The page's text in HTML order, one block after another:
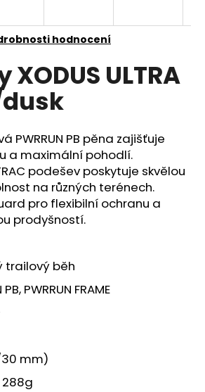
hodnocení
ULTRA
PWRRUN PB pěna zajišťuje
a maximální pohodlí.
podešev poskytuje skvělou
na různých terénech.
pro flexibilní ochranu a
prodyšností.
trailový běh
PWRRUN FRAME
mm)
288g
HLEDAT